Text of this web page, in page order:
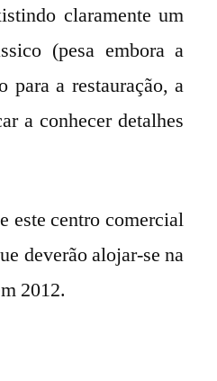
claramente um
(pesa embora a
para a restauração, a
a conhecer detalhes
este centro comercial
deverão alojar-se na
2012.